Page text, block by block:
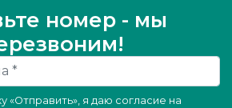
номер - мы
«Отправить», я даю согласие на